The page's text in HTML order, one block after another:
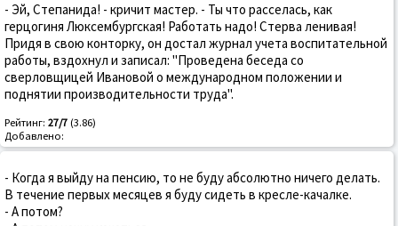
- Эй, Степанида! - кричит мастер. - Ты что расселась, как
герцогиня Люксембургская! Работать надо! Стерва ленивая!
Придя в свою конторку, он достал журнал учета воспитательной
работы, вздохнул и записал: "Проведена беседа со
сверловщицей Ивановой о международном положении и
поднятии производительности труда".
Рейтинг: 27/7 (3.86)
Добавлено:
- Когда я выйду на пенсию, то не буду абсолютно ничего делать.
В течение первых месяцев я буду сидеть в кресле-качалке.
- А потом?